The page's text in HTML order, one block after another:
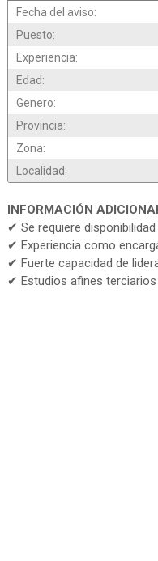
Fecha del aviso:
Puesto:
Experiencia:
Edad:
Genero:
Provincia:
Zona:
Localidad:
INFORMACIÓN
✔ Se requiere
✔ Experiencia como
✔ Fuerte capacidad de
✔ Estudios afines